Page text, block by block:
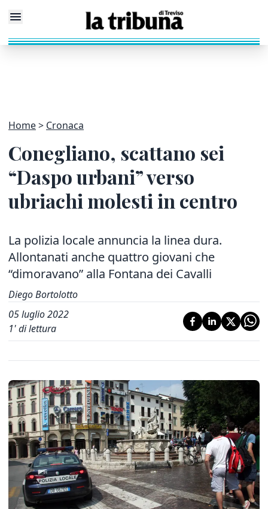
Home Cronaca
Conegliano, scattano sei
“Daspo urbani” verso
ubriachi molesti in centro
La polizia locale annuncia la linea dura.
Allontanati anche quattro giovani che
“dimoravano” alla Fontana dei Cavalli
Diego Bortolotto
05 luglio 2022
1' di lettura